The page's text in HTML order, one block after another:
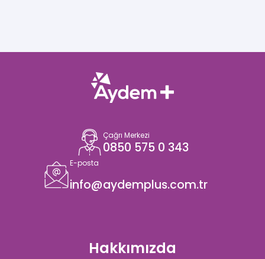
Çağrı Merkezi
0850 575 0 343
E-posta
info@aydemplus.com.tr
Hakkımızda